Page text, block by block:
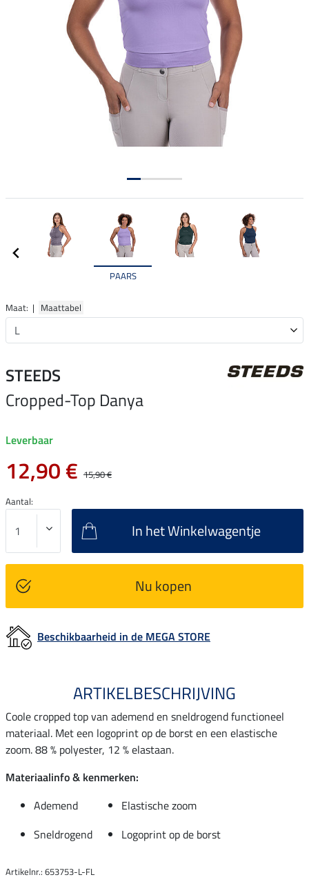
PAARS
Maat: | Maattabel
STEEDS
Cropped-Top Danya
Leverbaar
12,90 € 15,90 €
Aantal:
In het Winkelwagentje
Nu kopen
Beschikbaarheid in de MEGA STORE
ARTIKELBESCHRIJVING
Coole cropped top van ademend en sneldrogend functioneel
materiaal. Met een logoprint op de borst en een elastische
zoom. 88 % polyester, 12 % elastaan.
Materiaalinfo & kenmerken:
Ademend
Elastische zoom
Sneldrogend
Logoprint op de borst
Artikelnr.: 653753-L-FL